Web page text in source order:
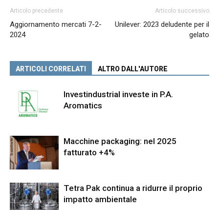
Articolo precedente
Aggiornamento mercati 7-2-
2024
Articolo successivo
Unilever: 2023 deludente per il
gelato
ARTICOLI CORRELATI ALTRO DALL'AUTORE
Investindustrial investe in P.A.
Aromatics
Macchine packaging: nel 2025
fatturato +4%
Tetra Pak continua a ridurre il proprio
impatto ambientale